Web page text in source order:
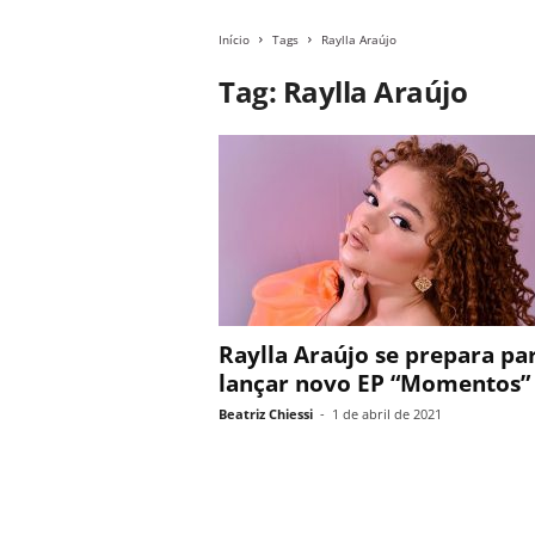
Início Tags Raylla Araújo
Tag: Raylla Araújo
Raylla Araújo se prepara
lançar novo EP “Momentos”
Beatriz Chiessi - 1 de abril de 2021